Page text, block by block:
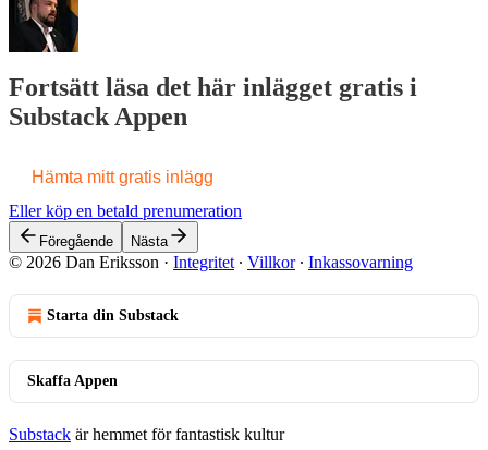
Fortsätt läsa det här inlägget gratis i
Substack Appen
Hämta mitt gratis inlägg
Eller köp en betald prenumeration
Föregående Nästa
© 2026 Dan Eriksson · Integritet ∙ Villkor∙ Inkassovarning
Starta din Substack
Skaffa Appen
Substack är hemmet för fantastisk kultur